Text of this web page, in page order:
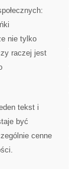
nie tylko
raczej jest
tekst i
być
cenne